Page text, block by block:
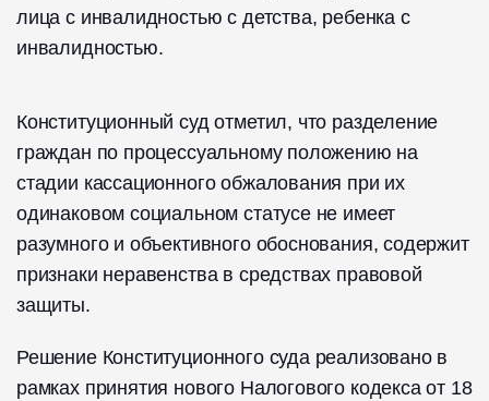
лица с инвалидностью с детства, ребенка с
инвалидностью.
Конституционный суд отметил, что разделение
граждан по процессуальному положению на
стадии кассационного обжалования при их
одинаковом социальном статусе не имеет
разумного и объективного обоснования, содержит
признаки неравенства в средствах правовой
защиты.
Решение Конституционного суда реализовано в
рамках принятия нового Налогового кодекса от 18